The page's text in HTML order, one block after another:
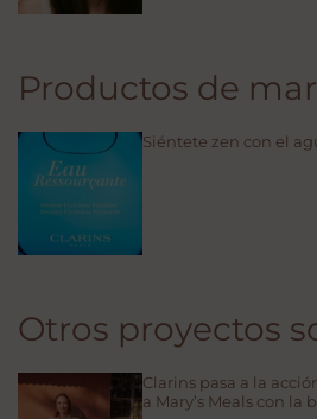
Productos de
Siéntete zen con el
Otros proyectos
Clarins pasa a la
a Mary’s Meals con la